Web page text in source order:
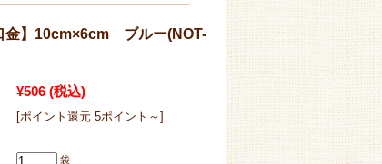
金】10cm×6cm ブルー(NOT-
¥506 (税込)
[ポイント還元 5ポイント～]
袋